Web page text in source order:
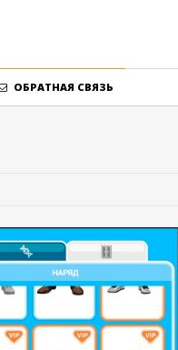
ОБРАТНАЯ СВЯЗЬ